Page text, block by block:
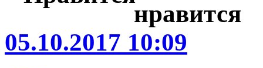
05.10.2017 10:09